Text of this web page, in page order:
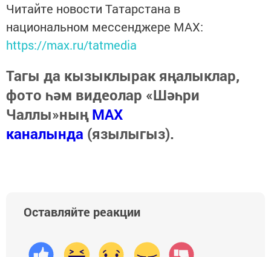
Читайте новости Татарстана в
национальном мессенджере MАХ:
https://max.ru/tatmedia
Тагы да кызыклырак яңалыклар,
фото һәм видеолар «Шәһри
Чаллы»ныңMAX
каналында (язылыгыз).
Оставляйте реакции